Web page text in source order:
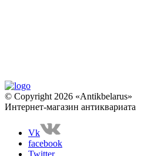
© Copyright 2026 «Antikbelarus»
Интернет-магазин антиквариата
Vk
facebook
Twitter